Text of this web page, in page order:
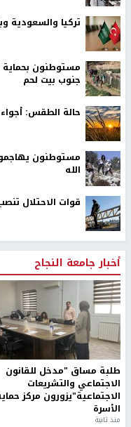
تركيا والسعودية
مستوطنون بحماية
جنوب بيت لحم
حالة الطقس:
مستوطنون
الله
قوات الاحتلال
أخبار جامعة النجاح
طلبة مساق "مدخل للقانون
الاجتماعي والتشريعات
الاجتماعية"يزورون مركز
الأسرة
منذ ثانية